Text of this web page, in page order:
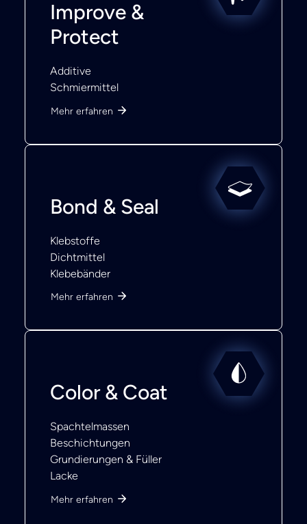
Improve &
Protect
Additive
Schmiermittel
Mehr erfahren
Bond & Seal
Klebstoffe
Dichtmittel
Klebebänder
Mehr erfahren
Color & Coat
Spachtelmassen
Beschichtungen
Grundierungen & Füller
Lacke
Mehr erfahren